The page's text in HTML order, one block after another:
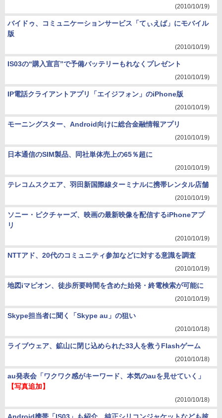
(2010/10/19)
バイドゥ、コミュニケーションサービス「てぃえば」にモバイル
版
(2010/10/19)
IS03の“購入宣言”で予備バッテリーもれなくプレゼント
(2010/10/19)
IP電話クライアントアプリ「エイジフォン」のiPhone版
(2010/10/19)
モーニングスター、Android向けに総合金融情報アプリ
(2010/10/19)
日本通信のSIM製品、同社単体売上の65％超に
(2010/10/19)
テレコムスクエア、羽田新国際線ターミナルに携帯レンタル店舗
(2010/10/19)
ソニー・ピクチャーズ、映画の最新映像を配信するiPhoneアプ
リ
(2010/10/19)
NTTアド、20代のコミュニティ参加などに対する意識を調査
(2010/10/19)
地図iマピオン、徒歩所要時間を含めた始発・終電検索が可能に
(2010/10/19)
Skype担当者に聞く「Skype au」の狙い
(2010/10/18)
ライブウェア、鉱山に閉じ込められた33人を救うFlashゲーム
(2010/10/18)
au発表会「ワクワク感がキーワード、本気のauを見せていく」
【写真追加】
(2010/10/18)